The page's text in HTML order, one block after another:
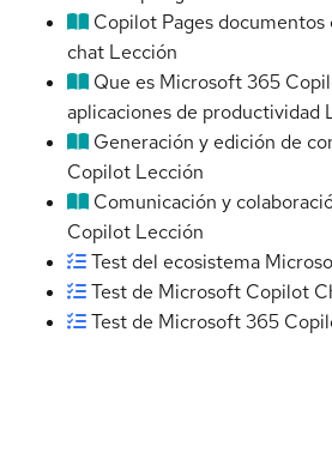
Copilot Pages
chat Lección
Que es Microsoft 365
aplicaciones de productividad
Generación y edición de
Copilot Lección
Comunicación y
Copilot Lección
Test del ecosistema
Test de Microsoft Copilot
Test de Microsoft 365